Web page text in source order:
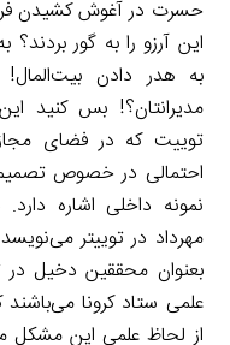
حسرت در آغوش کشیدن
این آرزو را به گور
به هدر دادن
مدیرانتان؟! بس کنید
توییت که در فضای
احتمالی در خصوص
نمونه داخلی اشاره
مهرداد در توییتر
بعنوان محققین دخیل در
علمی ستاد کرونا
از لحاظ علمی این مشکل